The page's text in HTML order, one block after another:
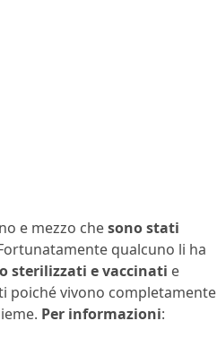
e mezzo chesono stati
qualcuno li ha
sterilizzati e vaccinati e
poiché vivono completamente
Per informazioni: